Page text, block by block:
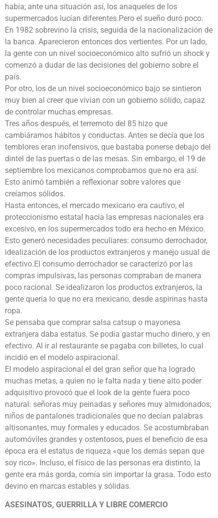
había; ante una situación así, los anaqueles de los
supermercados lucían diferentes.Pero el sueño duró poco.
En 1982 sobrevino la crisis, seguida de la nacionalización de
la banca. Aparecieron entonces dos vertientes. Por un lado,
la gente con un nivel socioeconómico alto sufrió un shock y
comenzó a dudar de las decisiones del gobierno sobre el
país.
Por otro, los de un nivel socioeconómico bajo se sintieron
muy bien al creer que vivían con un gobierno sólido, capaz
de controlar muchas empresas.
Tres años después, el terremoto del 85 hizo que
cambiáramos hábitos y conductas. Antes se decía que los
temblores eran inofensivos, que bastaba ponerse debajo del
dintel de las puertas o de las mesas. Sin embargo, el 19 de
septiembre los mexicanos comprobamos que no era así.
Esto animó también a reflexionar sobre valores que
creíamos sólidos.
Hasta entonces, el mercado mexicano era cautivo, el
proteccionismo estatal hacia las empresas nacionales era
excesivo, en los supermercados todo era hecho en México.
Esto generó necesidades peculiares: consumo derrochador,
idealización de los productos extranjeros y manejo usual de
efectivo.El consumo derrochador se caracterizó por las
compras impulsivas, las personas compraban de manera
poco racional. Se idealizaron los productos extranjeros, la
gente quería lo que no era mexicano, desde aspirinas hasta
ropa.
Se pensaba que comprar salsa catsup o mayonesa
extranjera daba estatus. Se podía gastar mucho dinero, y en
efectivo. Al ir al restaurante se pagaba con billetes, lo cual
incidió en el modelo aspiracional.
El modelo aspiracional el del gran señor que ha logrado
muchas metas, a quien no le falta nada y tiene alto poder
adquisitivo provocó que el look de la gente fuera poco
natural: señoras muy peinadas y señores muy almidonados;
niños de pantalones tradicionales que no decían palabras
altisonantes, muy formales y educados. Se acostumbraban
automóviles grandes y ostentosos, pues el beneficio de esa
época era el estatus de riqueza «que los demás sepan que
soy rico». Incluso, el físico de las personas era distinto, la
gente era más gorda, comía sin importar la grasa. Todo esto
devino en marcas estables y sólidas.
ASESINATOS, GUERRILLA Y LIBRE COMERCIO